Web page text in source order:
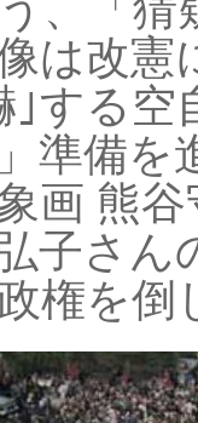
は改憲
｣する
」準備
画 熊
子さん
権を倒